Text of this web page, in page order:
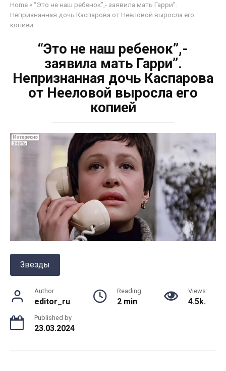
Home » “Это не наш ребенок”,- заявила мать Гарри”.
Непризнанная дочь Каспарова от Нееловой выросла его
копией
“Это не наш ребенок”,-
заявила мать Гарри”.
Непризнанная дочь Каспарова
от Нееловой выросла его
копией
Звезды
Author
editor_ru
Reading
2 min
Views
4.5k.
Published by
23.03.2024